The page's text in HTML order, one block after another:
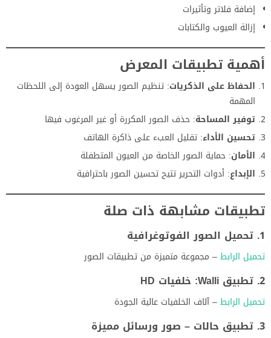
إضافة فلاتر وتأثيرات
إزالة العيوب والكتابات
أهمية تطبيقات المعرض
الحفاظ على الذكريات: تنظيم الصور يسهل العودة إلى اللحظات
المهمة
توفير المساحة: حذف الصور المكررة أو غير المرغوب فيها
تحسين الأداء: تقليل العبء على ذاكرة الهاتف
الأمان: حماية الصور الخاصة من العيون المتطفلة
الإبداع: أدوات التحرير تتيح تحسين الصور باحترافية
تطبيقات مشابهة ذات صلة
1. تحميل الصور الفوتوغرافية
تحميل الرابط– مجموعة متميزة من تطبيقات الصور
2. تطبيق Walli: خلفيات HD
تحميل الرابط– آلاف الخلفيات عالية الجودة
3. تطبيق حالات – صور ورسائل مميزة